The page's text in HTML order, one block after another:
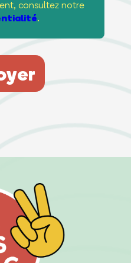
consultez notre
.